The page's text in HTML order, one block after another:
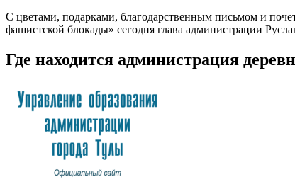
С цветами, подарками, благодарственным письмом и
фашистской блокады» сегодня глава администрации
Где находится администрация